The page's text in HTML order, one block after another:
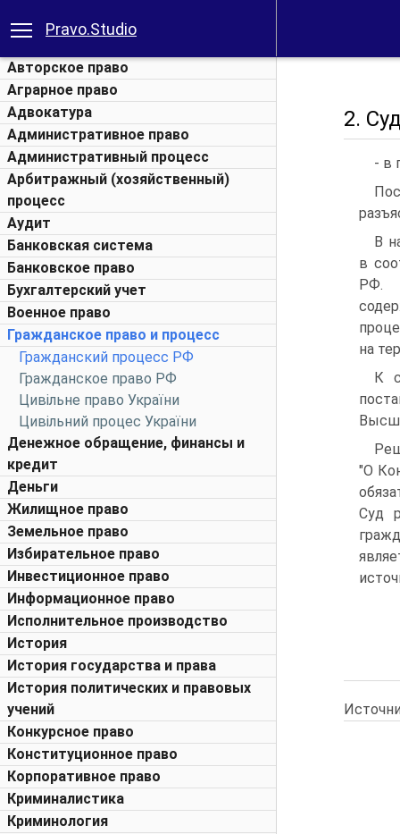
Pravo.Studio
Авторское право
Аграрное право
Адвокатура
Административное право
Административный процесс
Арбитражный (хозяйственный)
процесс
Аудит
Банковская система
Банковское право
Бухгалтерский учет
Военное право
Гражданское право и процесс
Гражданский процесс РФ
Гражданское право РФ
Цивільне право України
Цивільний процес України
Денежное обращение, финансы и
кредит
Деньги
Жилищное право
Земельное право
Избирательное право
Инвестиционное право
Информационное право
Исполнительное производство
История
История государства и права
История политических и правовых
учений
Конкурсное право
Конституционное право
Корпоративное право
Криминалистика
Криминология
2.
- в
В
в
РФ.
на
К
"О
Суд